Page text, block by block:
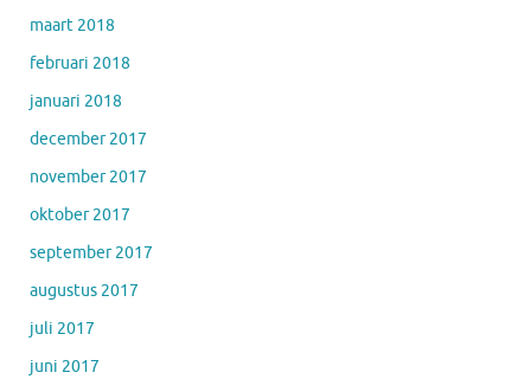
maart 2018
februari 2018
januari 2018
december 2017
november 2017
oktober 2017
september 2017
augustus 2017
juli 2017
juni 2017